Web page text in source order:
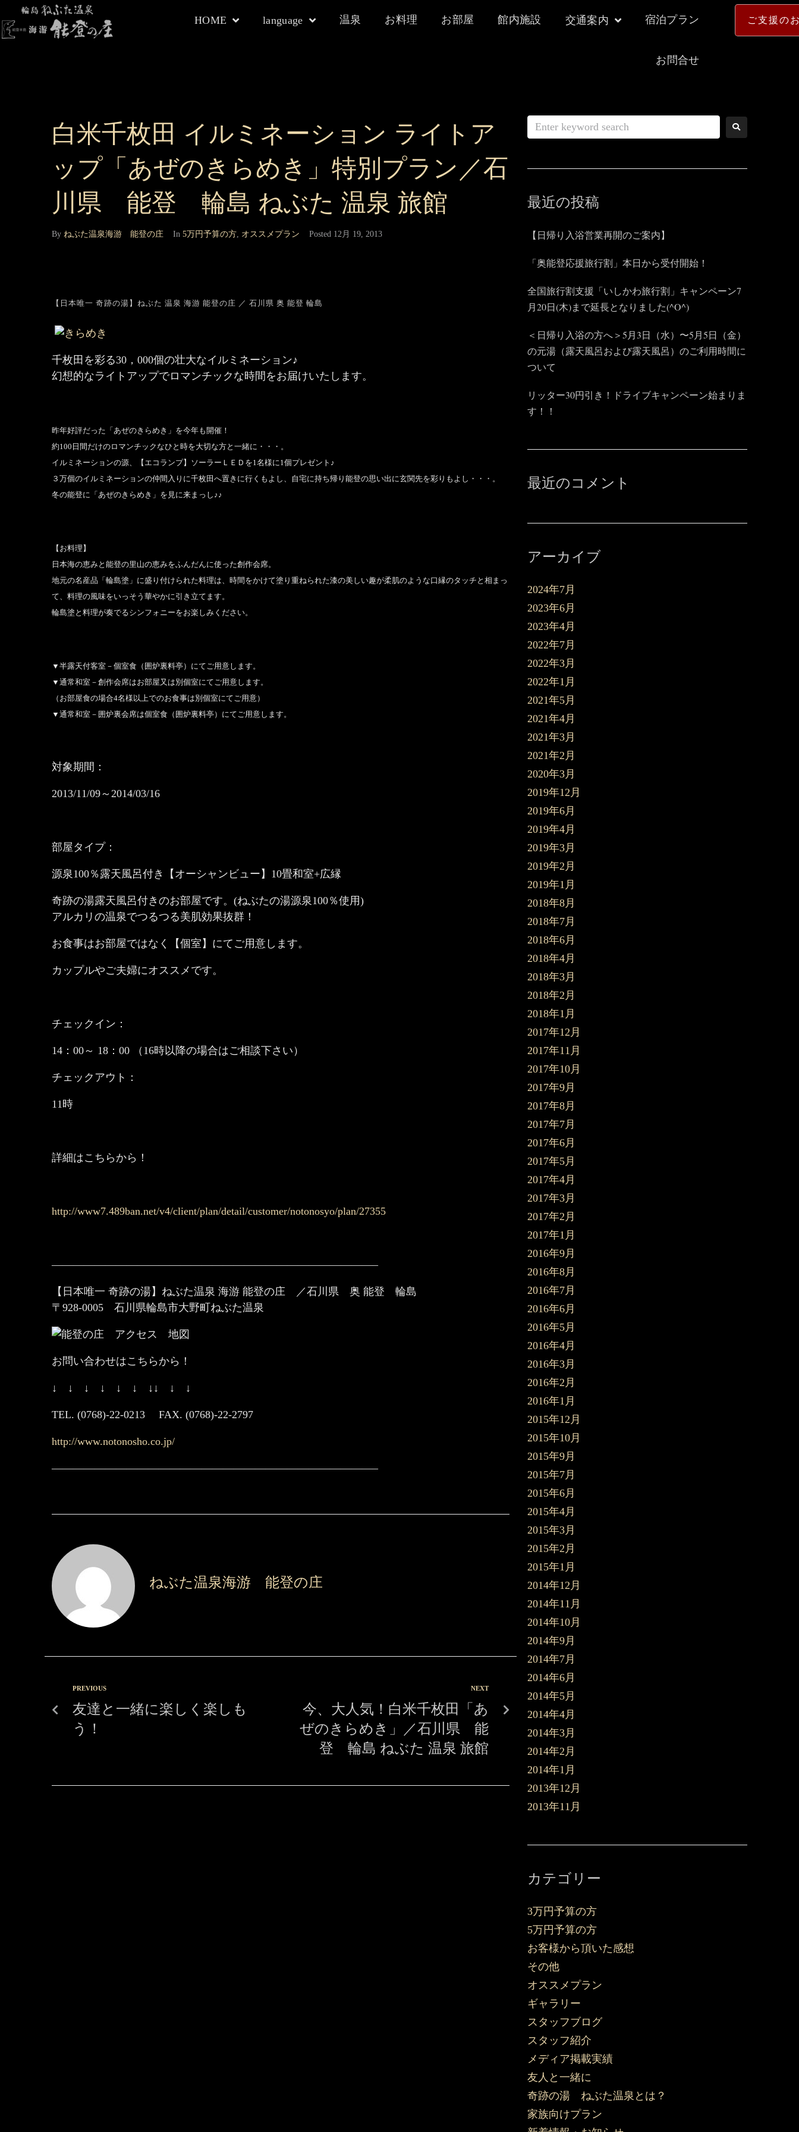
HOME language 温泉 お料理 お部屋 館内施設 交通案内 宿泊プラン
お問合せ
ご支援の
白米千枚田 イルミネーション ライトア
ップ「あぜのきらめき」特別プラン／石
川県 能登 輪島 ねぶた 温泉 旅館
By ねぶた温泉海游 能登の庄 In 5万円予算の方, オススメプラン Posted 12月 19, 2013
【日本唯一 奇跡の湯】ねぶた 温泉 海游 能登の庄 ／ 石川県 奥 能登 輪島
千枚田を彩る30，000個の壮大なイルミネーション♪
幻想的なライトアップでロマンチックな時間をお届けいたします。
昨年好評だった「あぜのきらめき」を今年も開催！
約100日間だけのロマンチックなひと時を大切な方と一緒に・・・。
イルミネーションの源、【エコランプ】ソーラーＬＥＤを1名様に1個プレゼント♪
３万個のイルミネーションの仲間入りに千枚田へ置きに行くもよし、自宅に持ち帰り能登の思い出に玄関先を彩りもよし・・・。
冬の能登に「あぜのきらめき」を見に来まっし♪♪
【お料理】
日本海の恵みと能登の里山の恵みをふんだんに使った創作会席。
地元の名産品「輪島塗」に盛り付けられた料理は、時間をかけて塗り重ねられた漆の美しい趣が柔肌のような口縁のタッチと相まっ
て、料理の風味をいっそう華やかに引き立てます。
輪島塗と料理が奏でるシンフォニーをお楽しみください。
▼半露天付客室－個室食（囲炉裏料亭）にてご用意します。
▼通常和室－創作会席はお部屋又は別個室にてご用意します。
（お部屋食の場合4名様以上でのお食事は別個室にてご用意）
▼通常和室－囲炉裏会席は個室食（囲炉裏料亭）にてご用意します。
対象期間：
2013/11/09～2014/03/16
部屋タイプ：
源泉100％露天風呂付き【オーシャンビュー】10畳和室+広縁
奇跡の湯露天風呂付きのお部屋です。(ねぶたの湯源泉100％使用)
アルカリの温泉でつるつる美肌効果抜群！
お食事はお部屋ではなく【個室】にてご用意します。
カップルやご夫婦にオススメです。
チェックイン：
14：00～ 18：00 （16時以降の場合はご相談下さい）
チェックアウト：
11時
詳細はこちらから！
http://www7.489ban.net/v4/client/plan/detail/customer/notonosyo/plan/27355
——————————————————————————————–
【日本唯一 奇跡の湯】ねぶた温泉 海游 能登の庄 ／石川県 奥 能登 輪島
〒928-0005 石川県輪島市大野町ねぶた温泉
お問い合わせはこちらから！
↓ ↓ ↓ ↓ ↓ ↓ ↓↓ ↓ ↓
TEL. (0768)-22-0213 FAX. (0768)-22-2797
http://www.notonosho.co.jp/
——————————————————————————————–
ねぶた温泉海游 能登の庄
PREVIOUS
友達と一緒に楽しく楽しも
う！
NEXT
今、大人気！白米千枚田「あ
ぜのきらめき」／石川県 能
登 輪島 ねぶた 温泉 旅館
最近の投稿
【日帰り入浴営業再開のご案内】
「奥能登応援旅行割」本日から受付開始！
全国旅行割支援「いしかわ旅行割」キャンペーン7
月20日(木)まで延長となりました(^O^)
＜日帰り入浴の方へ＞5月3日（水）〜5月5日（金）
の元湯（露天風呂および露天風呂）のご利用時間に
ついて
リッター30円引き！ドライブキャンペーン始まりま
す！！
最近のコメント
アーカイブ
2024年7月
2023年6月
2023年4月
2022年7月
2022年3月
2022年1月
2021年5月
2021年4月
2021年3月
2021年2月
2020年3月
2019年12月
2019年6月
2019年4月
2019年3月
2019年2月
2019年1月
2018年8月
2018年7月
2018年6月
2018年4月
2018年3月
2018年2月
2018年1月
2017年12月
2017年11月
2017年10月
2017年9月
2017年8月
2017年7月
2017年6月
2017年5月
2017年4月
2017年3月
2017年2月
2017年1月
2016年9月
2016年8月
2016年7月
2016年6月
2016年5月
2016年4月
2016年3月
2016年2月
2016年1月
2015年12月
2015年10月
2015年9月
2015年7月
2015年6月
2015年4月
2015年3月
2015年2月
2015年1月
2014年12月
2014年11月
2014年10月
2014年9月
2014年7月
2014年6月
2014年5月
2014年4月
2014年3月
2014年2月
2014年1月
2013年12月
2013年11月
カテゴリー
3万円予算の方
5万円予算の方
お客様から頂いた感想
その他
オススメプラン
ギャラリー
スタッフブログ
スタッフ紹介
メディア掲載実績
友人と一緒に
奇跡の湯 ねぶた温泉とは？
家族向けプラン